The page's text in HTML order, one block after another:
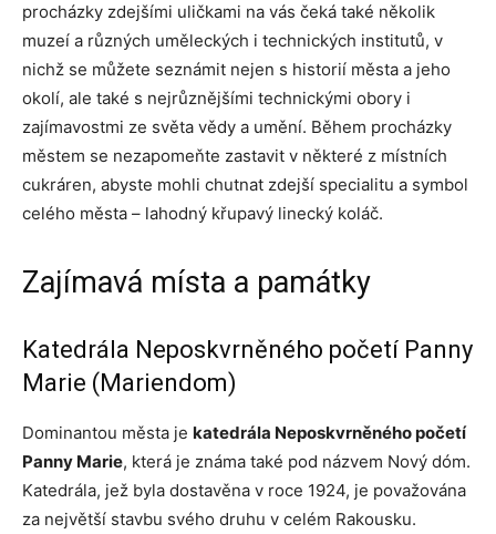
procházky zdejšími uličkami na vás čeká také několik
muzeí a různých uměleckých i technických institutů, v
nichž se můžete seznámit nejen s historií města a jeho
okolí, ale také s nejrůznějšími technickými obory i
zajímavostmi ze světa vědy a umění. Během procházky
městem se nezapomeňte zastavit v některé z místních
cukráren, abyste mohli chutnat zdejší specialitu a symbol
celého města – lahodný křupavý linecký koláč.
Zajímavá místa a památky
Katedrála Neposkvrněného početí Panny
Marie (Mariendom)
Dominantou města je katedrála Neposkvrněného početí
Panny Marie, která je známa také pod názvem Nový dóm.
Katedrála, jež byla dostavěna v roce 1924, je považována
za největší stavbu svého druhu v celém Rakousku.